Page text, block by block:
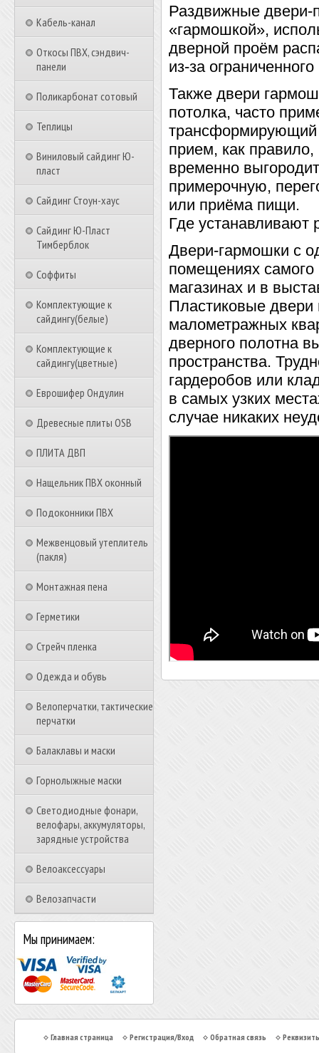
Кабель-канал
Откосы ПВХ, сэндвич-
панели
Поликарбонат сотовый
Теплицы
Виниловый сайдинг Ю-
пласт
Сайдинг Стоун-хаус
Сайдинг Ю-Пласт
Тимберблок
Соффиты
Комплектующие к
сайдингу(белые)
Комплектующие к
сайдингу(цветные)
Еврошифер Ондулин
Древесные плиты OSB
ПЛИТА ДВП
Нащельник ПВХ оконный
Подоконники ПВХ
Межвенцовый утеплитель
(пакля)
Монтажная пена
Герметики
Стрейч пленка
Одежда и обувь
Велоперчатки, тактические
перчатки
Балаклавы и маски
Горнолыжные маски
Светодиодные фонари,
велофары, аккумуляторы,
зарядные устройства
Велоаксессуары
Велозапчасти
Мы принимаем:
Раздвижные двери-
«гармошкой»,
дверной проём
из-за
Также двери
потолка, часто
трансформирующий
прием, как правило,
временно
примерочную,
или приёма пищи.
Где
Двери-гармошки с
помещениях самого
магазинах и в
Пластиковые
малометражных
дверного полотна
пространства.
гардеробов или
в самых узких
случае никаких
Главная страница Регистрация/Вход Обратная связь